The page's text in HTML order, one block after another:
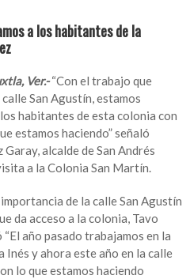
a los habitantes de la
Ver.-“Con el trabajo que
calle San Agustín, estamos
habitantes de esta colonia con
estamos haciendo” señaló
alcalde de San Andrés
a la Colonia San Martín.
de la calle San Agustín
da acceso a la colonia, Tavo
año pasado trabajamos en la
Inés y ahora este año en la calle
lo que estamos haciendo